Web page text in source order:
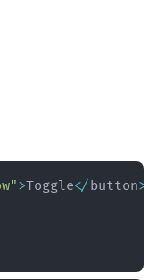
>Toggle</button>